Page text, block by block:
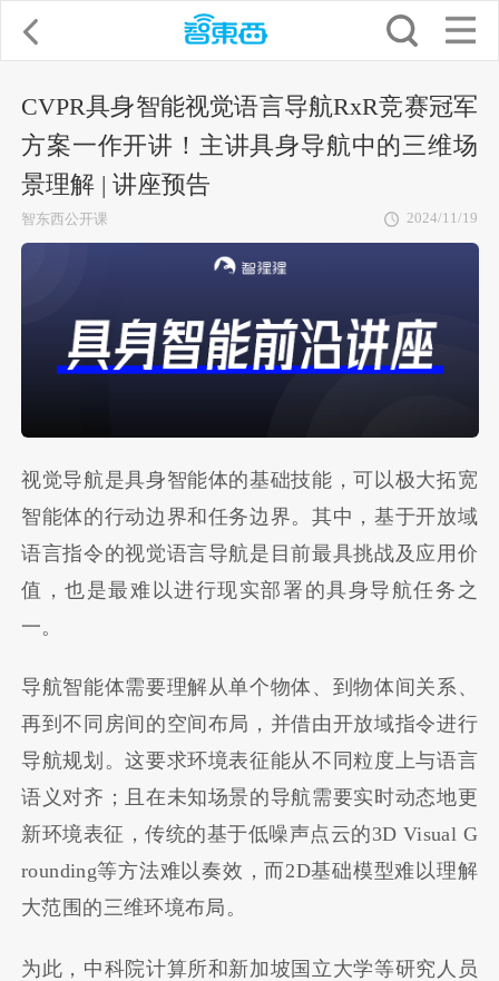
CVPR具身智能视觉语言导航RxR竞赛冠军
方案一作开讲！主讲具身导航中的三维场
景理解 | 讲座预告
智东西公开课 2024/11/19
视觉导航是具身智能体的基础技能，可以极大拓宽
智能体的行动边界和任务边界。其中，基于开放域
语言指令的视觉语言导航是目前最具挑战及应用价
值，也是最难以进行现实部署的具身导航任务之
一。
导航智能体需要理解从单个物体、到物体间关系、
再到不同房间的空间布局，并借由开放域指令进行
导航规划。这要求环境表征能从不同粒度上与语言
语义对齐；且在未知场景的导航需要实时动态地更
新环境表征，传统的基于低噪声点云的3D Visual G
rounding等方法难以奏效，而2D基础模型难以理解
大范围的三维环境布局。
为此，中科院计算所和新加坡国立大学等研究人员